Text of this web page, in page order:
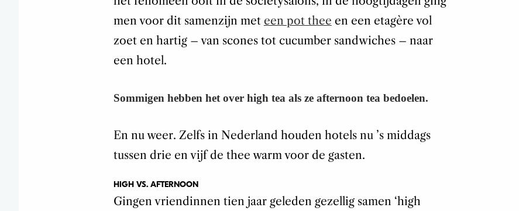
men voor dit samenzijn met een pot thee en een etagère vol
zoet en hartig – van scones tot cucumber sandwiches – naar
een hotel.
Sommigen hebben het over high tea als ze afternoon tea bedoelen.
En nu weer. Zelfs in Nederland houden hotels nu ’s middags
tussen drie en vijf de thee warm voor de gasten.
HIGH VS. AFTERNOON
Gingen vriendinnen tien jaar geleden gezellig samen ‘high